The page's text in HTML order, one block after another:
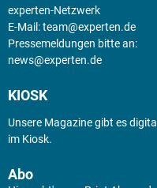
experten-Netzwerk
E-Mail:team@experten.de
Pressemeldungen bitte an:
news@experten.de
KIOSK
Unsere Magazine gibt es digital
im Kiosk.
Abo